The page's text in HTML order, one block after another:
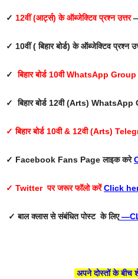
✓ 12वीं (आर्ट्स) के ऑब्जेक्टिव प्रश्न उत्तर
✓ 10वीं ( बिहार बोर्ड) के ऑब्जेक्टिव प्रश्न
✓बिहार बोर्ड 10वी WhatsApp Group
✓ बिहार बोर्ड 12वी (Arts)
✓ बिहार बोर्ड 10वी & 12वी (Arts)
✓ Facebook Fans Page लाइक करे
✓ Twitter पर जरूर फॉलो करें Click
✓ बाल क्लास से संबंधित पोस्ट के लिए—
अपने दोस्तों के